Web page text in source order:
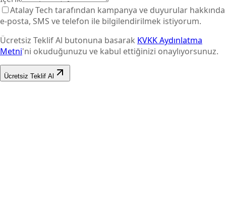
Atalay Tech tarafından kampanya ve duyurular hakkında
e-posta, SMS ve telefon ile bilgilendirilmek istiyorum.
Ücretsiz Teklif Al butonuna basarak KVKK Aydınlatma
Metni'ni okuduğunuzu ve kabul ettiğinizi onaylıyorsunuz.
Ücretsiz Teklif Al